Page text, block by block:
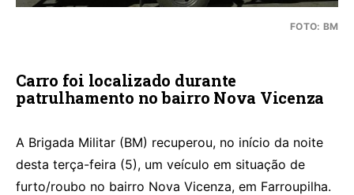
FOTO: BM
Carro foi localizado durante
patrulhamento no bairro Nova Vicenza
A Brigada Militar (BM) recuperou, no início da noite
desta terça-feira (5), um veículo em situação de
furto/roubo no bairro Nova Vicenza, em Farroupilha.